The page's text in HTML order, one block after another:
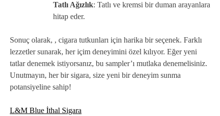
Tatlı Ağızlık: Tatlı ve kremsi bir duman arayanlara
hitap eder.
Sonuç olarak, , cigara tutkunları için harika bir seçenek. Farklı
lezzetler sunarak, her içim deneyimini özel kılıyor. Eğer yeni
tatlar denemek istiyorsanız, bu sampler’ı mutlaka denemelisiniz.
Unutmayın, her bir sigara, size yeni bir deneyim sunma
potansiyeline sahip!
L&M Blue İthal Sigara